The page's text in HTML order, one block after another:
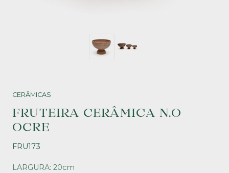
CERÂMICAS
FRUTEIRA CERÂMICA N.O
OCRE
FRU173
LARGURA: 20cm